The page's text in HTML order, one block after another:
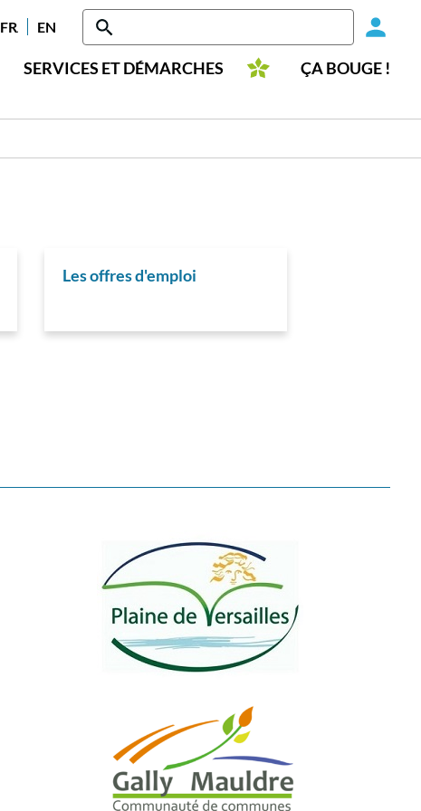
-
FRANÇAISENGLISH
SERVICES ET DÉMARCHES ÇA BOUGE !
Les offres d'emploi